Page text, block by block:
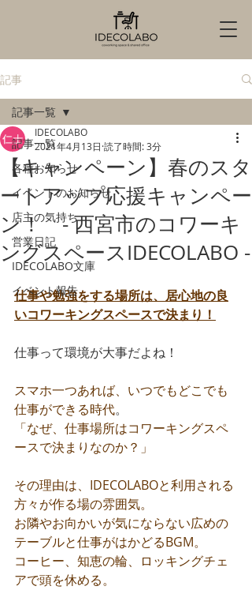
記事
記事一覧
各種お知らせ
イベントのお知らせ
店主の気持ち
営業日記
IDECOLABO文庫
イベント報告
記事一覧
【キャンペーン】春のスタ
ートアップ応援キャンペー
ン！ - 西宮市のコワーキ
ングスペースIDECOLABO -
IDECOLABO
2021年4月13日 読了時間: 3分
仕事や勉強をする場所は、居心地の良
いコワーキングスペースで決まり！
仕事って環境が大事だよね！
スマホ一つあれば、いつでもどこでも
仕事ができる時代。
「なぜ、仕事場所はコワーキングスペ
ースで決まりなのか？」
その理由は、IDECOLABOと利用される
方々が作る場の雰囲気。
お隣やお向かいが気にならない広めの
テーブルと仕事がはかどるBGM。
コーヒー、知恵の輪、ロッキングチェ
アで頭を休める。